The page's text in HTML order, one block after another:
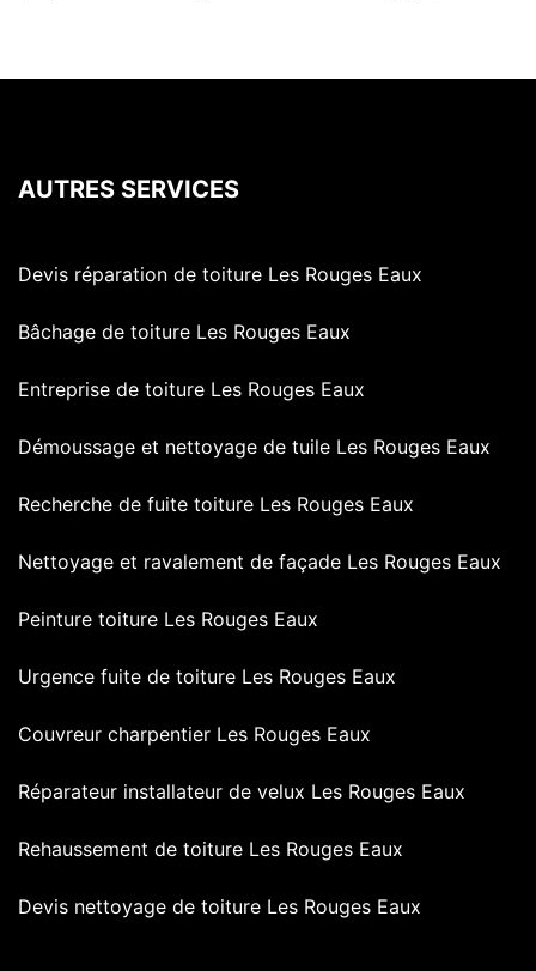
AUTRES SERVICES
Devis réparation de toiture Les Rouges Eaux
Bâchage de toiture Les Rouges Eaux
Entreprise de toiture Les Rouges Eaux
Démoussage et nettoyage de tuile Les Rouges Eaux
Recherche de fuite toiture Les Rouges Eaux
Nettoyage et ravalement de façade Les Rouges Eaux
Peinture toiture Les Rouges Eaux
Urgence fuite de toiture Les Rouges Eaux
Couvreur charpentier Les Rouges Eaux
Réparateur installateur de velux Les Rouges Eaux
Rehaussement de toiture Les Rouges Eaux
Devis nettoyage de toiture Les Rouges Eaux